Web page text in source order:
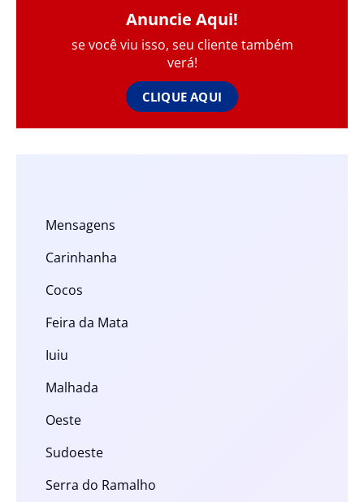
Anuncie Aqui!
se você viu isso, seu cliente também
verá!
CLIQUE AQUI
Mensagens
Carinhanha
Cocos
Feira da Mata
Iuiu
Malhada
Oeste
Sudoeste
Serra do Ramalho